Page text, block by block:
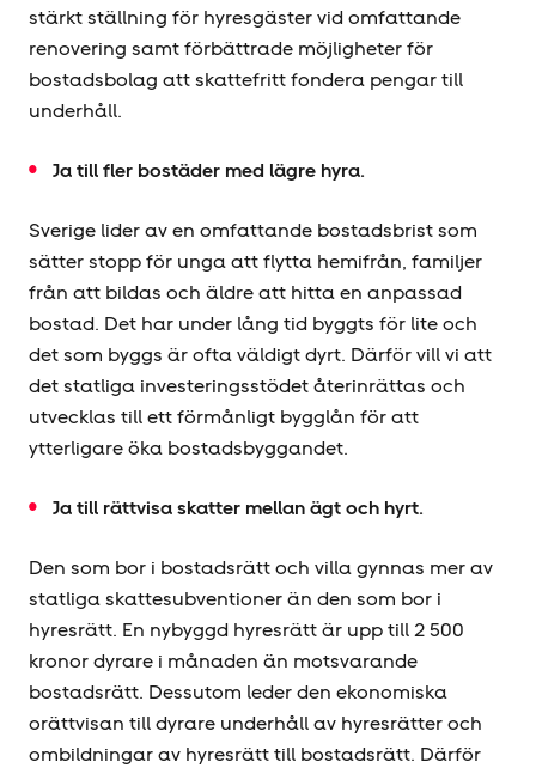
stärkt ställning för hyresgäster vid omfattande
renovering samt förbättrade möjligheter för
bostadsbolag att skattefritt fondera pengar till
underhåll.
Ja till fler bostäder med lägre hyra.
Sverige lider av en omfattande bostadsbrist som
sätter stopp för unga att flytta hemifrån, familjer
från att bildas och äldre att hitta en anpassad
bostad. Det har under lång tid byggts för lite och
det som byggs är ofta väldigt dyrt. Därför vill vi att
det statliga investerings­stödet återinrättas och
utvecklas till ett förmånligt bygglån för att
ytterligare öka bostadsbyggandet.
Ja till rättvisa skatter mellan ägt och hyrt.
Den som bor i bostadsrätt och villa gynnas mer av
statliga skattesubventioner än den som bor i
hyresrätt. En nybyggd hyresrätt är upp till 2 500
kronor dyrare i månaden än motsvarande
bostadsrätt. Dessutom leder den ekonomiska
orättvisan till dyrare underhåll av hyresrätter och
ombildningar av hyresrätt till bostadsrätt. Därför